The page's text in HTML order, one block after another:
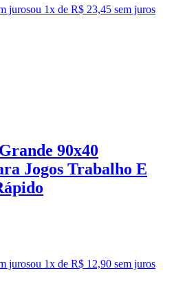
jurosou 1x de R$ 23,45 sem juros
90x40
Jogos Trabalho E
jurosou 1x de R$ 12,90 sem juros